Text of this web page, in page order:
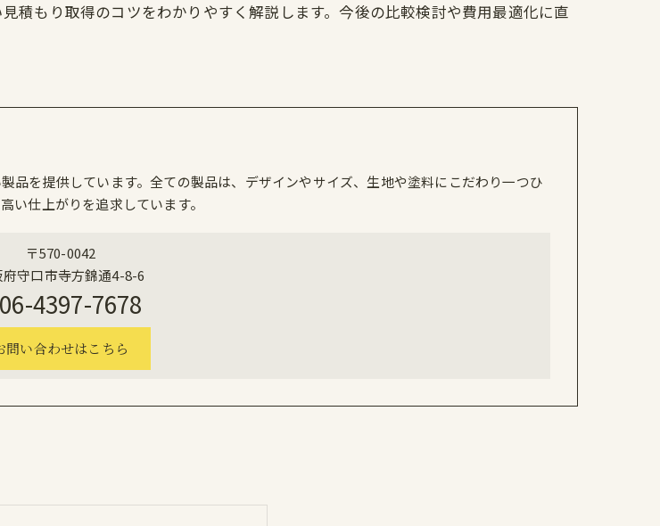
積もり取得のコツをわかりやすく解説します。今後の比較検討や費用最適化に直
品を提供しています。全ての製品は、デザインやサイズ、生地や塗料にこだわり一つひ
い仕上がりを追求しています。
〒570-0042
府守口市寺方錦通4-8-6
06-4397-7678
問い合わせはこちら